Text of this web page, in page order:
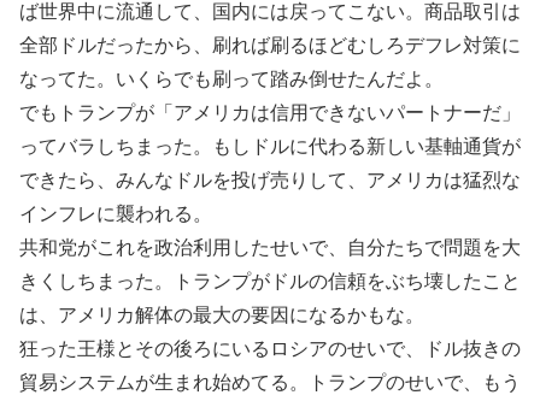
ば世界中に流通して、国内には戻ってこない。商品取引は
全部ドルだったから、刷れば刷るほどむしろデフレ対策に
なってた。いくらでも刷って踏み倒せたんだよ。
でもトランプが「アメリカは信用できないパートナーだ」
ってバラしちまった。もしドルに代わる新しい基軸通貨が
できたら、みんなドルを投げ売りして、アメリカは猛烈な
インフレに襲われる。
共和党がこれを政治利用したせいで、自分たちで問題を大
きくしちまった。トランプがドルの信頼をぶち壊したこと
は、アメリカ解体の最大の要因になるかもな。
狂った王様とその後ろにいるロシアのせいで、ドル抜きの
貿易システムが生まれ始めてる。トランプのせいで、もう